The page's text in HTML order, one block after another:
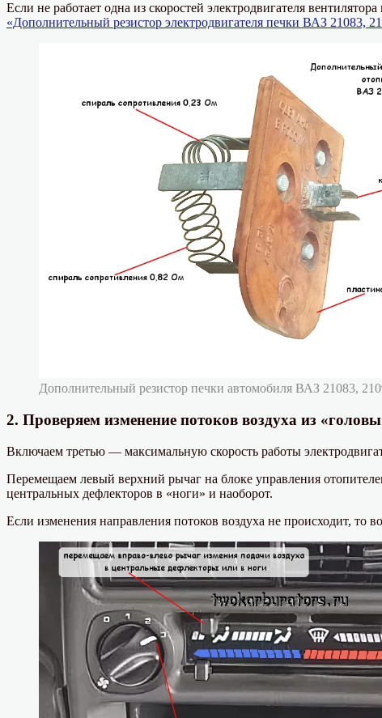
Если не работает одна из скоростей электродвигателя
«Дополнительный резистор электродвигателя печки ВАЗ 21083,
Дополнительный резистор печки автомобиля ВАЗ 21083,
2. Проверяем изменение потоков воздуха из
Включаем третью — максимальную скорость работы
Перемещаем левый верхний рычаг на блоке управления
центральных дефлекторов в «ноги» и наоборот.
Если изменения направления потоков воздуха не происходит, то